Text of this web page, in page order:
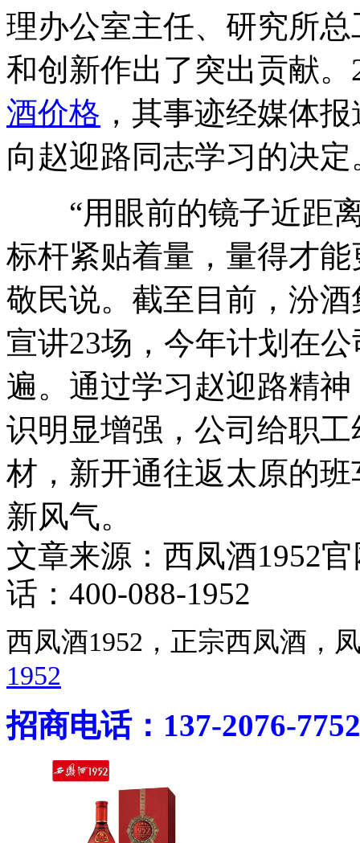
理办公室主任、研究所
和创新作出了突出贡献
酒价格 ，其事迹经媒体
向赵迎路同志学习的决定
“用眼前的镜子近距离
标杆紧贴着量，量得才
敬民说。截至目前，汾
宣讲23场，今年计划在
遍。通过学习赵迎路精
识明显增强，公司给职
材，新开通往返太原的
新风气。
文章来源：西凤酒1952
话：400-088-1952
西凤酒1952，正宗西凤酒
1952
招商电话：137-2076-7752